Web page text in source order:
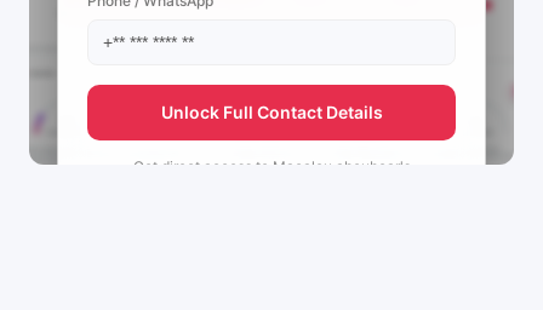
Unlock Full Contact Details
Get direct access to Macalou aboubcar's